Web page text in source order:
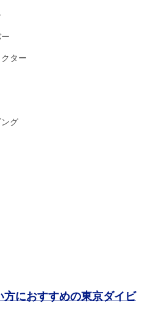
ター
グ
におすすめの東京ダイビ